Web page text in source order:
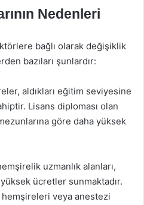
Nedenleri
bağlı olarak değişiklik
bazıları şunlardır:
aldıkları eğitim seviyesine
Lisans diploması olan
göre daha yüksek
uzmanlık alanları,
ücretler sunmaktadır.
hemşireleri veya anestezi